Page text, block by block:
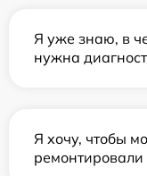
Я уже знаю, в
нужна
Я хочу, чтобы